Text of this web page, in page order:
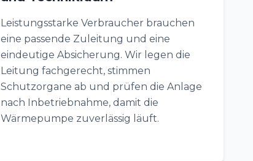
Leistungsstarke Verbraucher brauchen
eine passende Zuleitung und eine
eindeutige Absicherung. Wir legen die
Leitung fachgerecht, stimmen
Schutzorgane ab und prüfen die Anlage
nach Inbetriebnahme, damit die
Wärmepumpe zuverlässig läuft.